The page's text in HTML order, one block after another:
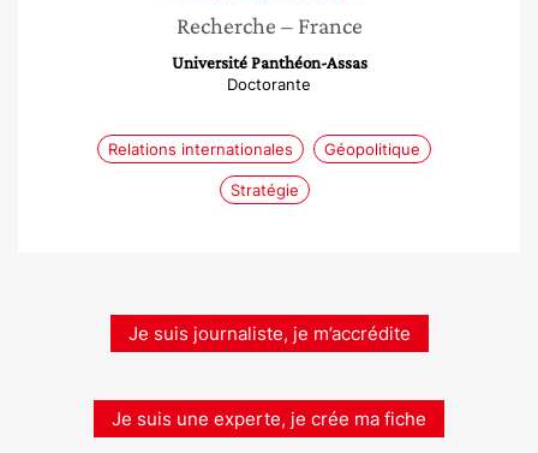
Recherche – France
Université Panthéon-Assas
Doctorante
Relations internationales Géopolitique
Stratégie
Je suis journaliste, je m’accrédite
Je suis une experte, je crée ma fiche